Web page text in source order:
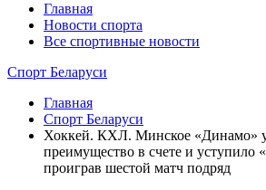
Главная
Новости спорта
Все спортивные новости
Спорт Беларуси
Главная
Спорт Беларуси
Хоккей. КХЛ. Минское «Динамо»
преимущество в счете и уступило
проиграв шестой матч подряд